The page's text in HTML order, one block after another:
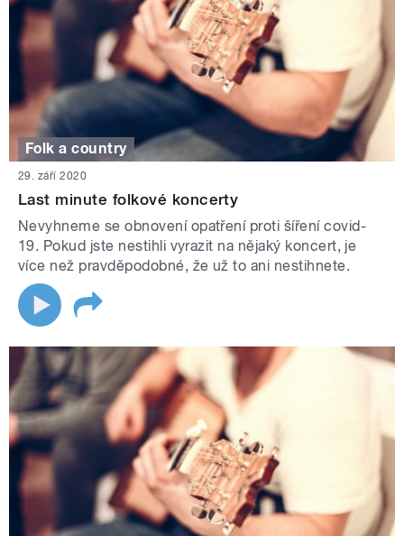
Folk a country
29. září 2020
Last minute folkové koncerty
Nevyhneme se obnovení opatření proti šíření covid-
19. Pokud jste nestihli vyrazit na nějaký koncert, je
více než pravděpodobné, že už to ani nestihnete.